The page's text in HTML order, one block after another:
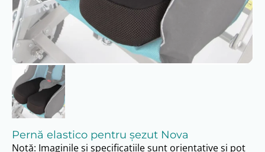
Pernă elastico pentru șezut Nova
Notă: Imaginile și specificațiile sunt orientative și pot